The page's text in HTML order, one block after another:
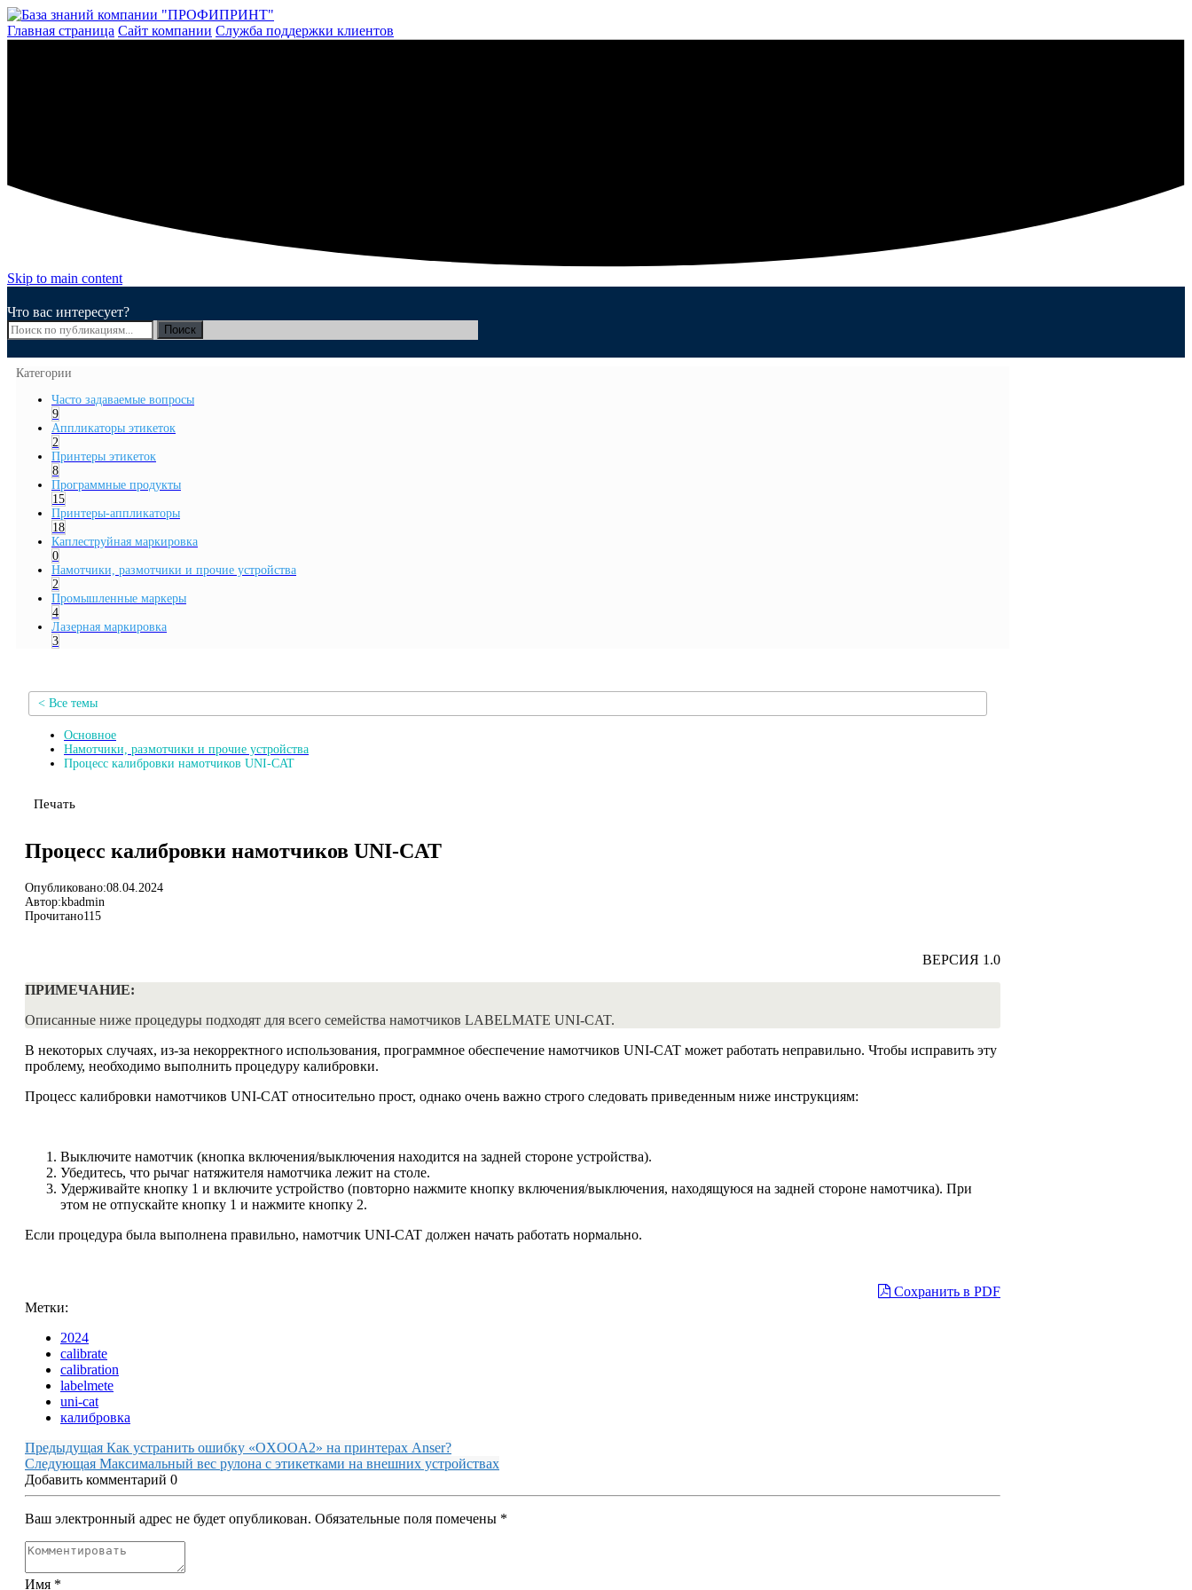
Перейти
к
Главная страница Сайт компании Служба поддержки клиентов
Skip to main content
Что вас интересует?
Поиск
Категории
Часто задаваемые вопросы
9
Аппликаторы этикеток
2
Принтеры этикеток
8
Программные продукты
15
Принтеры-аппликаторы
18
Каплеструйная маркировка
0
Намотчики, размотчики и прочие устройства
2
Промышленные маркеры
4
Лазерная маркировка
3
< Все темы
Основное
Намотчики, размотчики и прочие устройства
Процесс калибровки намотчиков UNI-CAT
Печать
Процесс калибровки намотчиков UNI-CAT
Опубликовано:08.04.2024
Автор:kbadmin
Прочитано115
ВЕРСИЯ 1.0
ПРИМЕЧАНИЕ:
Описанные ниже процедуры подходят для всего семейства намотчиков LABELMATE UNI-CAT.
В некоторых случаях, из-за некорректного использования, программное обеспечение намотчиков UNI-CAT может работать неправильно. Чтобы исправить эту
проблему, необходимо выполнить процедуру калибровки.
Процесс калибровки намотчиков UNI-CAT относительно прост, однако очень важно строго следовать приведенным ниже инструкциям:
Выключите намотчик (кнопка включения/выключения находится на задней стороне устройства).
Убедитесь, что рычаг натяжителя намотчика лежит на столе.
Удерживайте кнопку 1 и включите устройство (повторно нажмите кнопку включения/выключения, находящуюся на задней стороне намотчика). При
этом не отпускайте кнопку 1 и нажмите кнопку 2.
Если процедура была выполнена правильно, намотчик UNI-CAT должен начать работать нормально.
Сохранить в PDF
Метки:
2024
calibrate
calibration
labelmete
uni-cat
калибровка
Предыдущая Как устранить ошибку «OXOOA2» на принтерах Anser?
Следующая Максимальный вес рулона с этикетками на внешних устройствах
Добавить комментарий 0
Ваш электронный адрес не будет опубликован. Обязательные поля помечены *
Имя *